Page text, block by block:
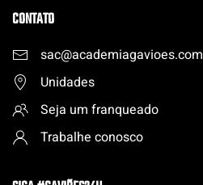
CONTATO
sac@academiagavioes.com
Unidades
Seja um franqueado
Trabalhe conosco